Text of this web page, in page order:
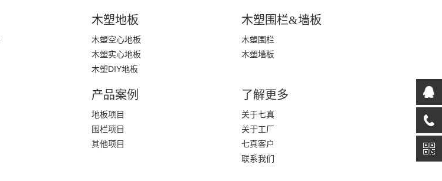
木塑地板
木塑空心地板
木塑实心地板
木塑DIY地板
木塑围栏&墙板
木塑围栏
木塑墙板
产品案例
地板项目
围栏项目
其他项目
了解更多
关于七真
关于工厂
七真客户
联系我们